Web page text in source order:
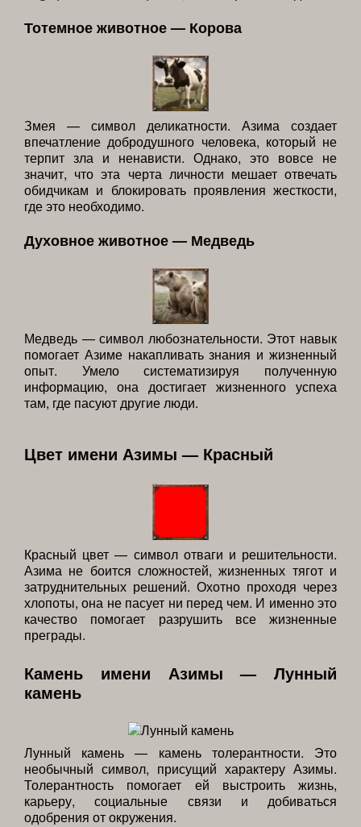
Тотемное животное — Корова
Змея — символ деликатности. Азима создает
впечатление добродушного человека, который не
терпит зла и ненависти. Однако, это вовсе не
значит, что эта черта личности мешает отвечать
обидчикам и блокировать проявления жесткости,
где это необходимо.
Духовное животное — Медведь
Медведь — символ любознательности. Этот навык
помогает Азиме накапливать знания и жизненный
опыт. Умело систематизируя полученную
информацию, она достигает жизненного успеха
там, где пасуют другие люди.
Цвет имени Азимы — Красный
Красный цвет — символ отваги и решительности.
Азима не боится сложностей, жизненных тягот и
затруднительных решений. Охотно проходя через
хлопоты, она не пасует ни перед чем. И именно это
качество помогает разрушить все жизненные
преграды.
Камень имени Азимы — Лунный
камень
Лунный камень — камень толерантности. Это
необычный символ, присущий характеру Азимы.
Толерантность помогает ей выстроить жизнь,
карьеру, социальные связи и добиваться
одобрения от окружения.